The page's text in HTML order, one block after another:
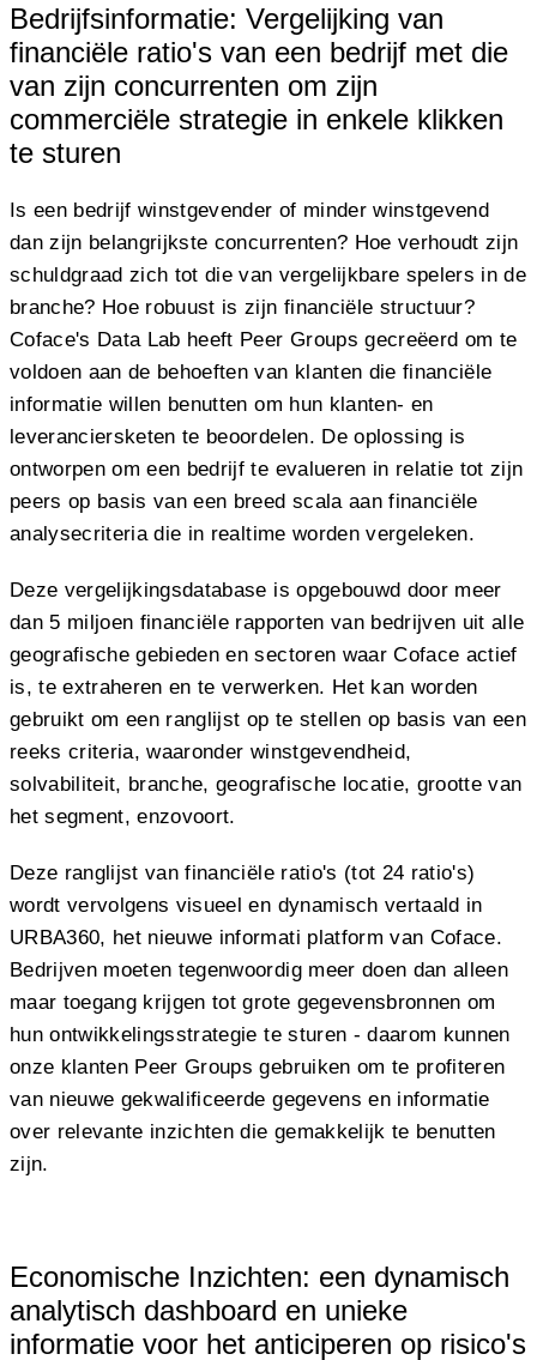
Bedrijfsinformatie: Vergelijking van
financiële ratio's van een bedrijf met die
van zijn concurrenten om zijn
commerciële strategie in enkele klikken
te sturen
Is een bedrijf winstgevender of minder winstgevend
dan zijn belangrijkste concurrenten? Hoe verhoudt zijn
schuldgraad zich tot die van vergelijkbare spelers in de
branche? Hoe robuust is zijn financiële structuur?
Coface's Data Lab heeft Peer Groups gecreëerd om te
voldoen aan de behoeften van klanten die financiële
informatie willen benutten om hun klanten- en
leveranciersketen te beoordelen. De oplossing is
ontworpen om een bedrijf te evalueren in relatie tot zijn
peers op basis van een breed scala aan financiële
analysecriteria die in realtime worden vergeleken.
Deze vergelijkingsdatabase is opgebouwd door meer
dan 5 miljoen financiële rapporten van bedrijven uit alle
geografische gebieden en sectoren waar Coface actief
is, te extraheren en te verwerken. Het kan worden
gebruikt om een ranglijst op te stellen op basis van een
reeks criteria, waaronder winstgevendheid,
solvabiliteit, branche, geografische locatie, grootte van
het segment, enzovoort.
Deze ranglijst van financiële ratio's (tot 24 ratio's)
wordt vervolgens visueel en dynamisch vertaald in
URBA360, het nieuwe informati platform van Coface.
Bedrijven moeten tegenwoordig meer doen dan alleen
maar toegang krijgen tot grote gegevensbronnen om
hun ontwikkelingsstrategie te sturen - daarom kunnen
onze klanten Peer Groups gebruiken om te profiteren
van nieuwe gekwalificeerde gegevens en informatie
over relevante inzichten die gemakkelijk te benutten
zijn.
Economische Inzichten: een dynamisch
analytisch dashboard en unieke
informatie voor het anticiperen op risico's